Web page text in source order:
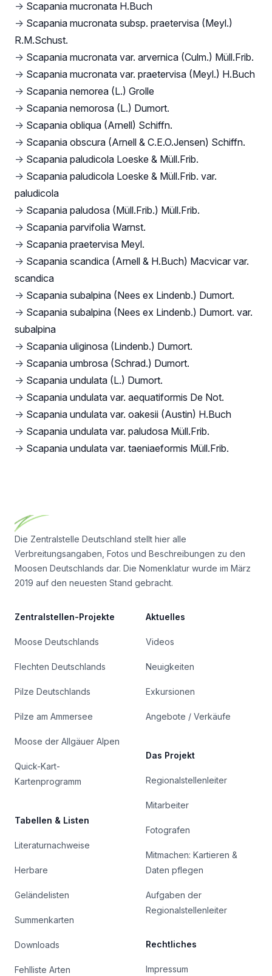
→ Scapania mucronata H.Buch
→ Scapania mucronata subsp. praetervisa (Meyl.)
R.M.Schust.
→ Scapania mucronata var. arvernica (Culm.) Müll.Frib.
→ Scapania mucronata var. praetervisa (Meyl.) H.Buch
→ Scapania nemorea (L.) Grolle
→ Scapania nemorosa (L.) Dumort.
→ Scapania obliqua (Arnell) Schiffn.
→ Scapania obscura (Arnell & C.E.O.Jensen) Schiffn.
→ Scapania paludicola Loeske & Müll.Frib.
→ Scapania paludicola Loeske & Müll.Frib. var.
paludicola
→ Scapania paludosa (Müll.Frib.) Müll.Frib.
→ Scapania parvifolia Warnst.
→ Scapania praetervisa Meyl.
→ Scapania scandica (Arnell & H.Buch) Macvicar var.
scandica
→ Scapania subalpina (Nees ex Lindenb.) Dumort.
→ Scapania subalpina (Nees ex Lindenb.) Dumort. var.
subalpina
→ Scapania uliginosa (Lindenb.) Dumort.
→ Scapania umbrosa (Schrad.) Dumort.
→ Scapania undulata (L.) Dumort.
→ Scapania undulata var. aequatiformis De Not.
→ Scapania undulata var. oakesii (Austin) H.Buch
→ Scapania undulata var. paludosa Müll.Frib.
→ Scapania undulata var. taeniaeformis Müll.Frib.
Die Zentralstelle Deutschland stellt hier alle
Verbreitungsangaben, Fotos und Beschreibungen zu den
Moosen Deutschlands dar. Die Nomenklatur wurde im März
2019 auf den neuesten Stand gebracht.
Zentralstellen-Projekte
Moose Deutschlands
Flechten Deutschlands
Pilze Deutschlands
Pilze am Ammersee
Moose der Allgäuer Alpen
Quick-Kart-
Kartenprogramm
Tabellen & Listen
Literaturnachweise
Herbare
Geländelisten
Summenkarten
Downloads
Fehlliste Arten
Aktuelles
Videos
Neuigkeiten
Exkursionen
Angebote / Verkäufe
Das Projekt
Regionalstellenleiter
Mitarbeiter
Fotografen
Mitmachen: Kartieren &
Daten pflegen
Aufgaben der
Regionalstellenleiter
Rechtliches
Impressum